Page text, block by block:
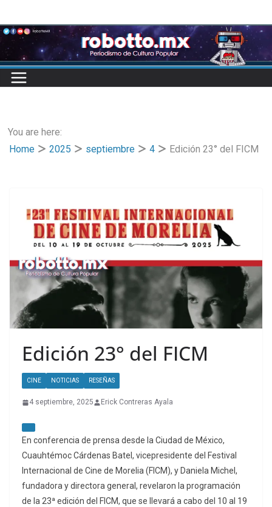
to
content
You are here:
Home
2025 septiembre 4 Edición 23° del FICM
Edición 23° del FICM
CINE NOTICIAS RESEÑAS
4 septiembre, 2025 Erick Contreras Ayala
En conferencia de prensa desde la Ciudad de México,
Cuauhtémoc Cárdenas Batel, vicepresidente del Festival
Internacional de Cine de Morelia (FICM), y Daniela Michel,
fundadora y directora general, revelaron la programación
de la 23ª edición del FICM, que se llevará a cabo del 10 al 19